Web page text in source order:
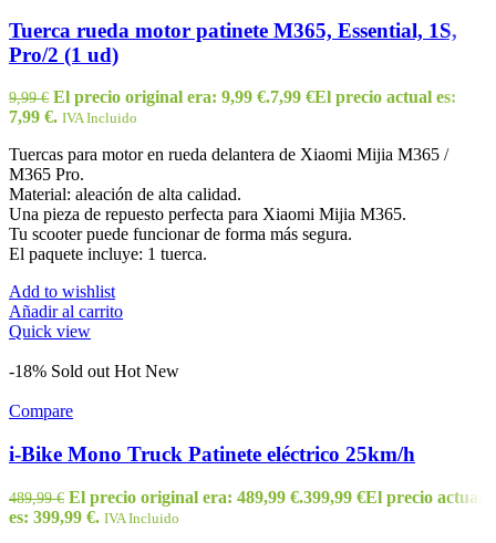
Tuerca rueda motor patinete M365, Essential, 1S,
Pro/2 (1 ud)
9,99€ El precio original era: 9,99 €.7,99 €El precio actual es:
7,99 €. IVA Incluido
Tuercas para motor en rueda delantera de Xiaomi Mijia M365 /
M365 Pro.
Material: aleación de alta calidad.
Una pieza de repuesto perfecta para Xiaomi Mijia M365.
Tu scooter puede funcionar de forma más segura.
El paquete incluye: 1 tuerca.
Add to wishlist
Añadir al carrito
Quick view
-18% Sold out Hot New
Compare
i-Bike Mono Truck Patinete eléctrico 25km/h
489,99€ El precio original era: 489,99 €.399,99 €El precio actual
es: 399,99 €. IVA Incluido